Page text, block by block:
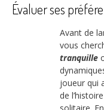
Évaluer ses
Avant de
vous
tranquille
joueur qui
de